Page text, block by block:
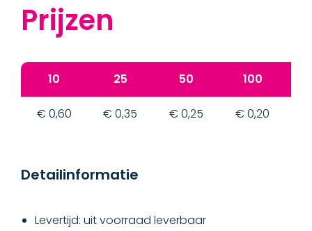
Prijzen
10 25 50 100
€ 0,60 € 0,35 € 0,25 € 0,20
Detailinformatie
Levertijd: uit voorraad leverbaar